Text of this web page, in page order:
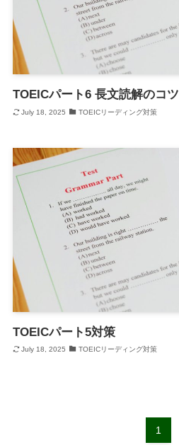
TOEICパート6 長文読解のコツ
July 18, 2025 TOEICリーディング対策
TOEICパート5対策
July 18, 2025 TOEICリーディング対策
1